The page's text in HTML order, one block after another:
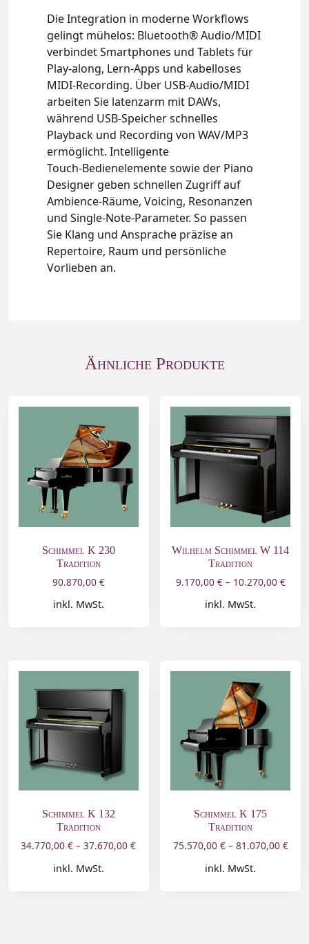
Die Integration in moderne Workflows
gelingt mühelos: Bluetooth® Audio/MIDI
verbindet Smartphones und Tablets für
Play‑along, Lern‑Apps und kabelloses
MIDI‑Recording. Über USB‑Audio/MIDI
arbeiten Sie latenzarm mit DAWs,
während USB‑Speicher schnelles
Playback und Recording von WAV/MP3
ermöglicht. Intelligente
Touch‑Bedienelemente sowie der Piano
Designer geben schnellen Zugriff auf
Ambience‑Räume, Voicing, Resonanzen
und Single‑Note‑Parameter. So passen
Sie Klang und Ansprache präzise an
Repertoire, Raum und persönliche
Vorlieben an.
Ähnliche Produkte
Schimmel K 230
Tradition
90.870,00 €
inkl. MwSt.
Wilhelm Schimmel W 114
Tradition
9.170,00 €– 10.270,00 €
inkl. MwSt.
Schimmel K 132
Tradition
34.770,00€ –37.670,00€
inkl. MwSt.
Schimmel K 175
Tradition
75.570,00 €– 81.070,00 €
inkl. MwSt.